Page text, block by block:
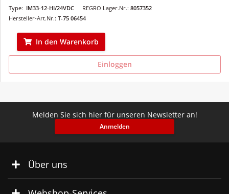
REGRO Lager.Nr.: 8057352
Type: IM33-12-HI/24VDC
Hersteller-Art.Nr.: T-75 06454
In den Warenkorb
Einloggen
Melden Sie sich hier für unseren Newsletter an!
Anmelden
Über uns